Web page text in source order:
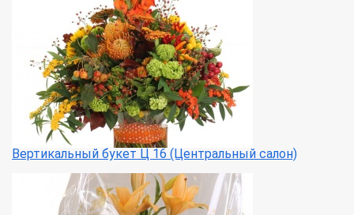
Вертикальный букет Ц 16 (Центральный салон)